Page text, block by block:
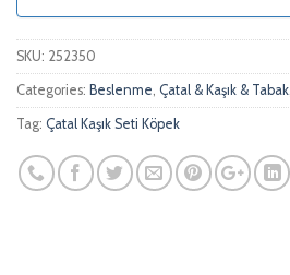
SKU: 252350
Categories: Beslenme Çatal & Kaşık & Tabak
Tag: Çatal Kaşık Seti Köpek